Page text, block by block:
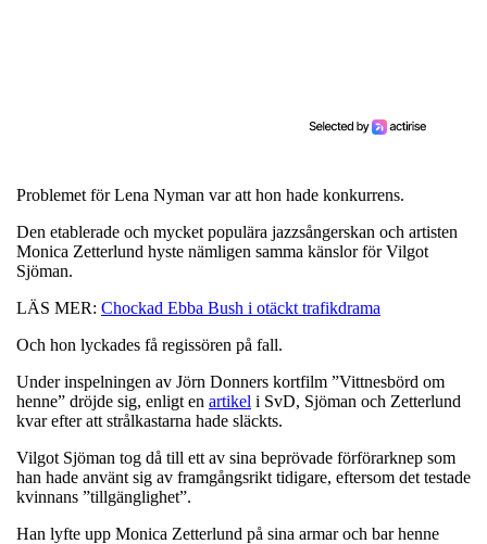
Problemet för Lena Nyman var att hon hade konkurrens.
Den etablerade och mycket populära jazzsångerskan och artisten
Monica Zetterlund hyste nämligen samma känslor för Vilgot
Sjöman.
LÄS MER: Chockad Ebba Bush i otäckt trafikdrama
Och hon lyckades få regissören på fall.
Under inspelningen av Jörn Donners kortfilm ”Vittnesbörd om
henne” dröjde sig, enligt en artikel i SvD, Sjöman och Zetterlund
kvar efter att strålkastarna hade släckts.
Vilgot Sjöman tog då till ett av sina beprövade förförarknep som
han hade använt sig av framgångsrikt tidigare, eftersom det testade
kvinnans ”tillgänglighet”.
Han lyfte upp Monica Zetterlund på sina armar och bar henne